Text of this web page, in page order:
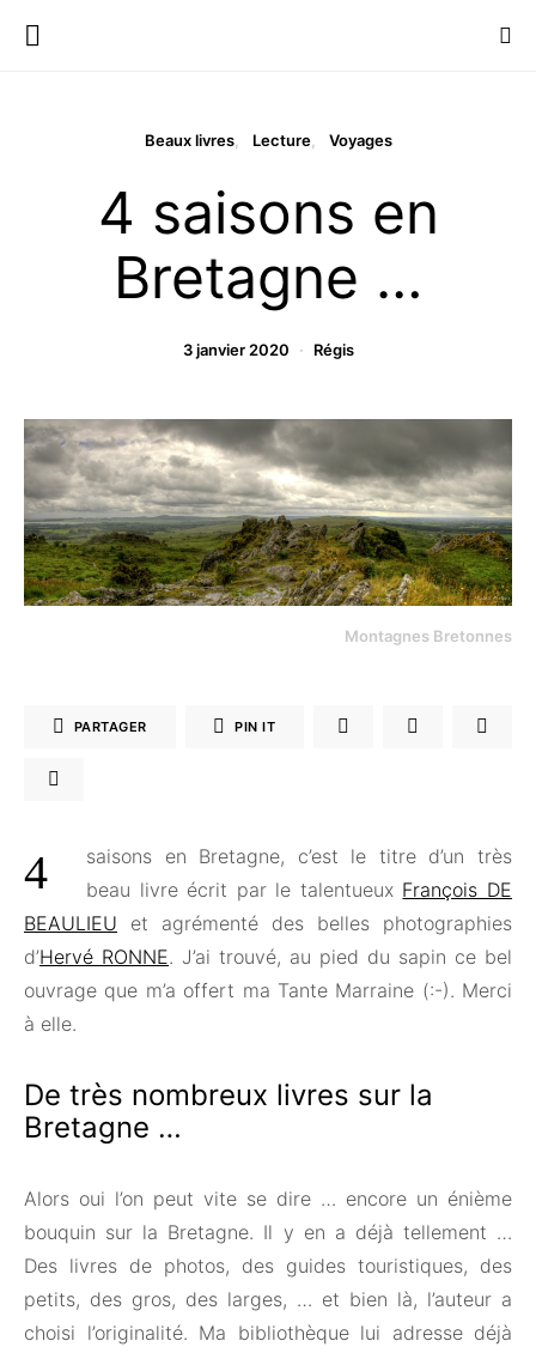
Beaux livres Lecture Voyages
4 saisons en
Bretagne …
3 janvier 2020 Régis
Montagnes Bretonnes
PARTAGER PIN IT
4 saisons en Bretagne, c’est le titre d’un très beau livre écrit par le talentueux François DE
BEAULIEU et agrémenté des belles photographies
d’Hervé RONNE. J’ai trouvé, au pied du sapin ce bel
ouvrage que m’a offert ma Tante Marraine (:-). Merci
à elle.
De très nombreux livres sur la
Bretagne …
Alors oui l’on peut vite se dire … encore un énième
bouquin sur la Bretagne. Il y en a déjà tellement …
Des livres de photos, des guides touristiques, des
petits, des gros, des larges, … et bien là, l’auteur a
choisi l’originalité. Ma bibliothèque lui adresse déjà